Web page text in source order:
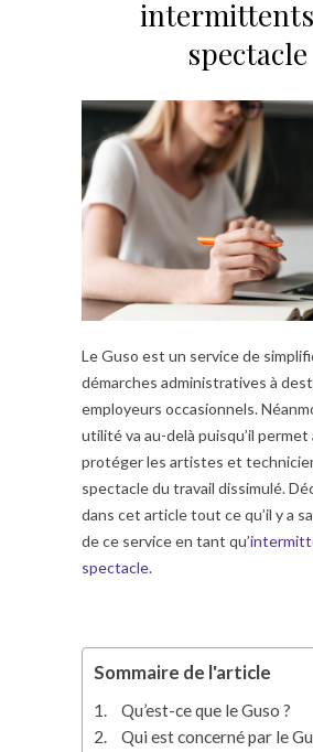
spectacle
Le Guso est un service de
démarches administratives à
employeurs occasionnels.
utilité va au-delà puisqu’il permet
protéger les artistes et
spectacle du travail dissimulé.
dans cet article tout ce qu’il y a
de ce service en tant qu’
spectacle.
Sommaire de l'article
Qu’est-ce que le Guso ?
Qui est concerné par le